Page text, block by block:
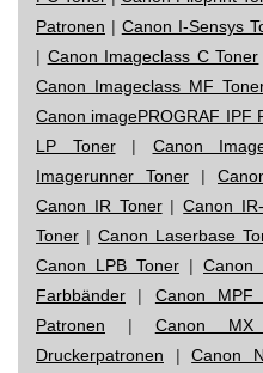
Patronen | Canon I-Sensys
| Canon Imageclass C Toner
Canon Imageclass MF
Canon imagePROGRAF IPF
LP Toner| Canon
Imagerunner Toner |
Canon IR Toner|Canon
Toner | Canon Laserbase
Canon LPB Toner | Canon
Farbbänder | Canon MPF
Patronen | Canon MX
Druckerpatronen |Canon